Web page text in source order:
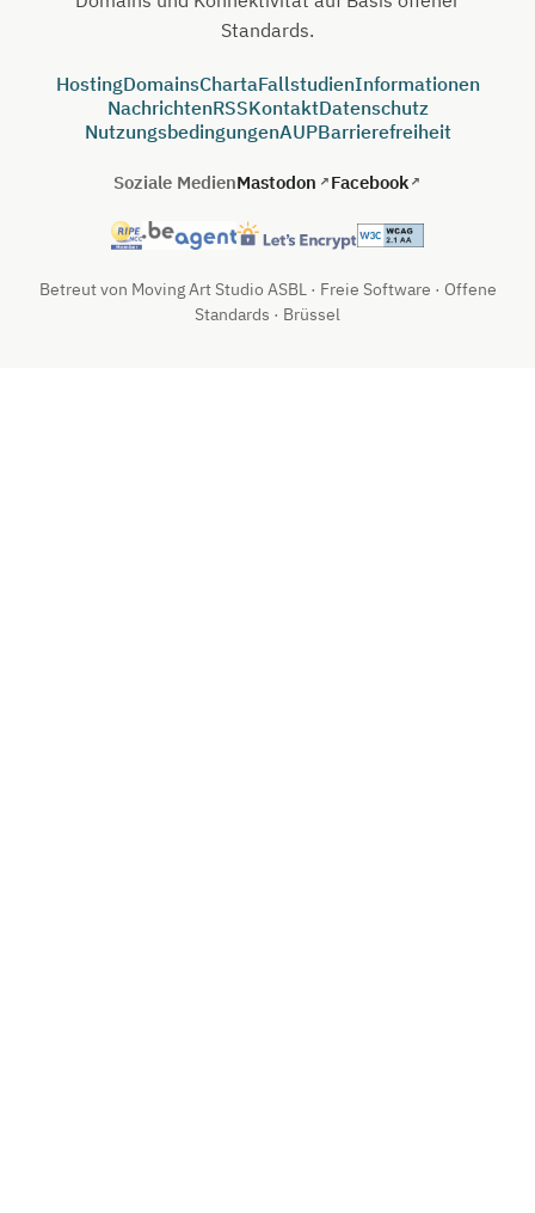
Standards.
HostingDomainsChartaFallstudienInformationen
NachrichtenRSSKontaktDatenschutz
NutzungsbedingungenAUPBarrierefreiheit
Soziale MedienMastodon Facebook
Betreut von Moving Art Studio ASBL · Freie Software · Offene
Standards · Brüssel